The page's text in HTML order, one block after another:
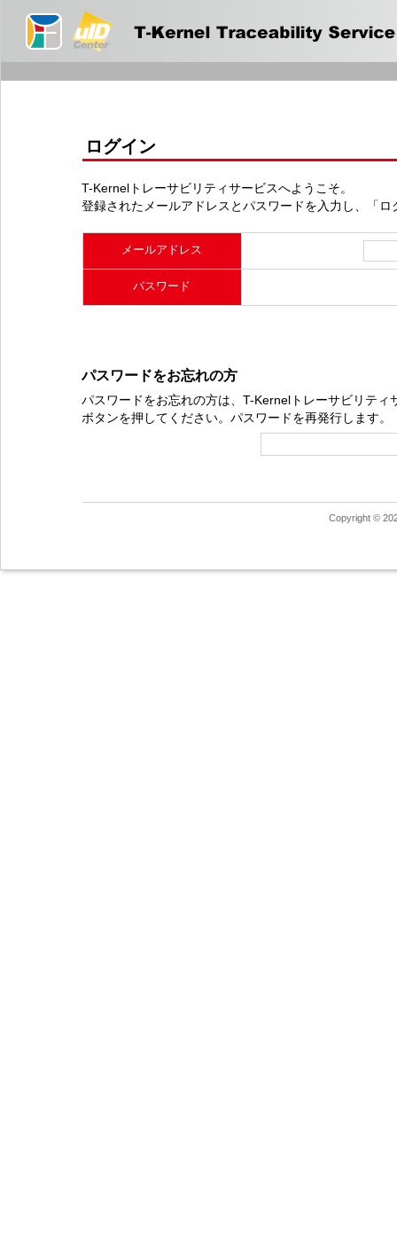
ログイン
T-Kernelトレーサビリティサービスへようこそ。
登録されたメールアドレスとパスワードを入力し、「
メールアドレス
パスワード
パスワードをお忘れの方
パスワードをお忘れの方は、T-Kernelトレーサビリテ
ボタンを押してください。パスワードを再発行します。
Copyright ©